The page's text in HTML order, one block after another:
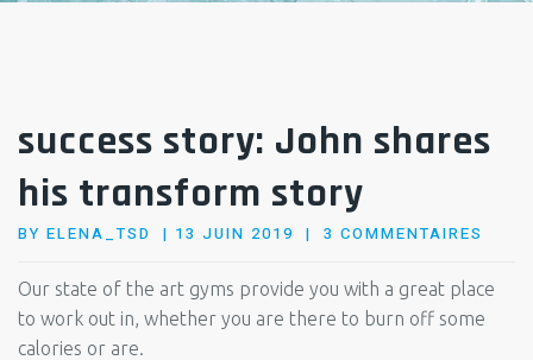
success story: John shares
his transform story
BY ELENA_TSD
POSTED
13 JUIN 2019 3 COMMENTAIRES
JOHN
Our state of the art gyms provide you with a great place
to work out in, whether you are there to burn off some
calories or are.